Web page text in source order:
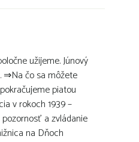
užijeme. Júnový
⇒Na čo sa môžete
piatou
v rokoch 1939 –
pozornosť a zvládanie
na Dňoch